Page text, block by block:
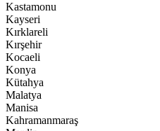
Kastamonu
Kayseri
Kırklareli
Kırşehir
Kocaeli
Konya
Kütahya
Malatya
Manisa
Kahramanmaraş